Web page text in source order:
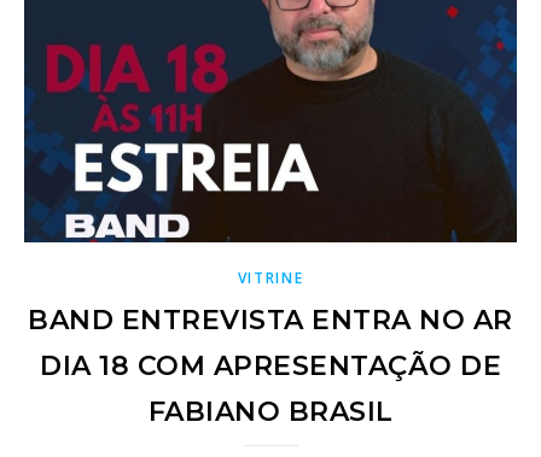
VITRINE
BAND ENTREVISTA ENTRA NO AR
DIA 18 COM APRESENTAÇÃO DE
FABIANO BRASIL